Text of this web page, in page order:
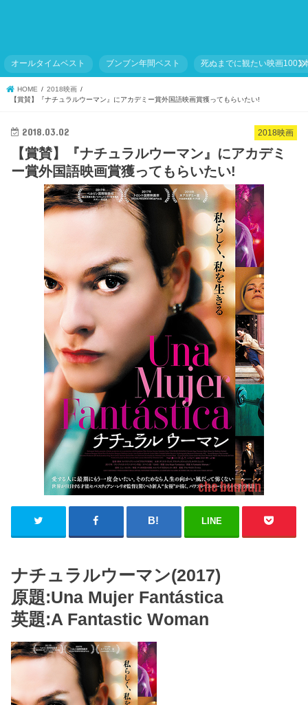
オールタイムベスト ブンブン年間ベスト 死ぬまでに観たい映画1001
HOME
2018映画
【賞賛】『ナチュラルウーマン』にアカデミー賞外国語映画賞獲ってもらいたい!
2018映画
2018.03.02
【賞賛】『ナチュラルウーマン』にアカデミ
ー賞外国語映画賞獲ってもらいたい!
LINE
ナチュラルウーマン(2017)
原題:Una Mujer Fantástica
英題:A Fantastic Woman